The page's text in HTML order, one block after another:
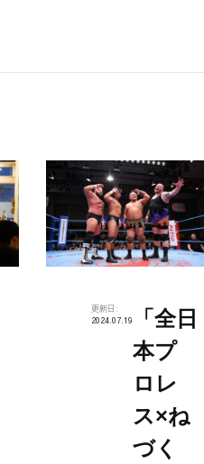
更新日:
2024.07.19
「全日
本プ
ロレ
ス×ね
づく